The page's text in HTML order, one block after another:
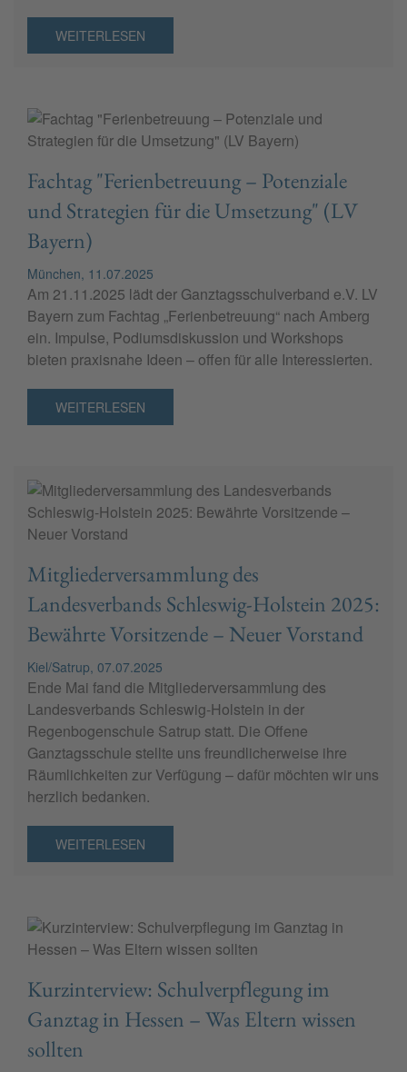
WEITERLESEN
Fachtag "Ferienbetreuung – Potenziale
und Strategien für die Umsetzung" (LV
Bayern)
München, 11.07.2025
Am 21.11.2025 lädt der Ganztagsschulverband e.V. LV
Bayern zum Fachtag „Ferienbetreuung“ nach Amberg
ein. Impulse, Podiumsdiskussion und Workshops
bieten praxisnahe Ideen – offen für alle Interessierten.
WEITERLESEN
Mitgliederversammlung des
Landesverbands Schleswig-Holstein 2025:
Bewährte Vorsitzende – Neuer Vorstand
Kiel/Satrup, 07.07.2025
Ende Mai fand die Mitgliederversammlung des
Landesverbands Schleswig-Holstein in der
Regenbogenschule Satrup statt. Die Offene
Ganztagsschule stellte uns freundlicherweise ihre
Räumlichkeiten zur Verfügung – dafür möchten wir uns
herzlich bedanken.
WEITERLESEN
Kurzinterview: Schulverpflegung im
Ganztag in Hessen – Was Eltern wissen
sollten